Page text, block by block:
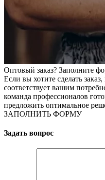
Оптовый заказ? Заполните
Если вы хотите сделать
соответствует вашим
команда профессионалов
предложить оптимальное
ЗАПОЛНИТЬ ФОРМУ
Задать вопрос